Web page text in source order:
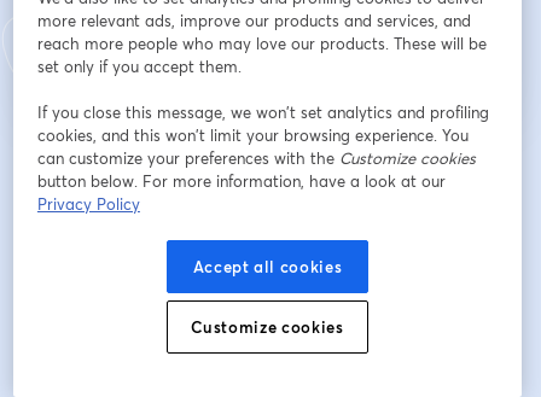
ลงทะเบียน
ลงทะเบียนแล้วหรือยัง?
การลงทะเบียนเป็นการรับทราบและยอมรับเงื่อนไขการให้บริการ
เปิดในแท็บใหม่
และนโยบายความ
เป็นส่วนตัว ของเรา เราจะแชร์รายละเอียดของคุณกับโฮสต์
more relevant ads, improve our products and services, and
reach more people who may love our products. These will be
set only if you accept them.
If you close this message, we won’t set analytics and profiling
cookies, and this won’t limit your browsing experience. You
can customize your preferences with the Customize cookies
button below. For more information, have a look at our
Privacy Policy
Accept all cookies
Customize cookies